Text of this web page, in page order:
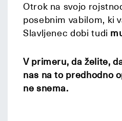
Otrok na svojo
posebnim vabilom, ki
Slavljenec dobi tudi
V primeru, da želite,
nas na to predhodno
ne snema.